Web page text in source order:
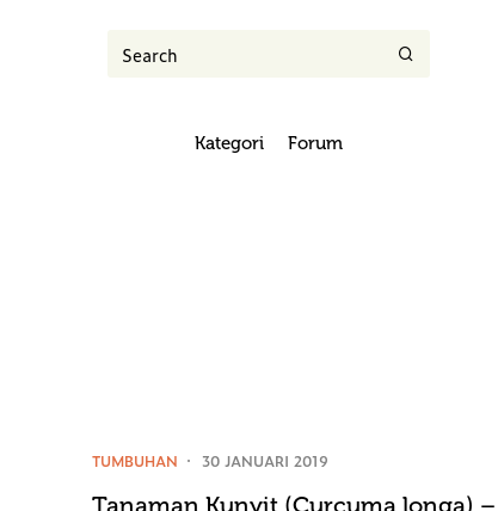
Kategori Forum
TUMBUHAN 30 JANUARI 2019
Tanaman Kunyit (Curcuma longa) –